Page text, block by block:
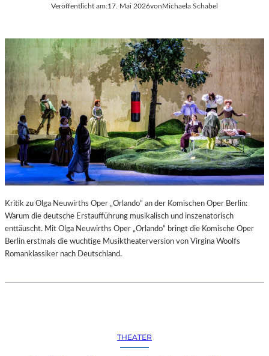
Veröffentlicht am:17. Mai 2026vonMichaela Schabel
Kritik zu Olga Neuwirths Oper „Orlando“ an der Komischen Oper Berlin:
Warum die deutsche Erstaufführung musikalisch und inszenatorisch
enttäuscht. Mit Olga Neuwirths Oper „Orlando“ bringt die Komische Oper
Berlin erstmals die wuchtige Musiktheaterversion von Virgina Woolfs
Romanklassiker nach Deutschland.
THEATER